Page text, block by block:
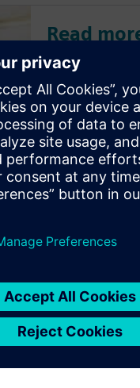
Read
Discover how
Center is
move beyond
automation,
intelligent design
designs, and
with features